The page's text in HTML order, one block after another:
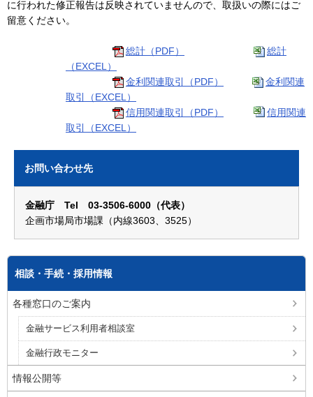
に行われた修正報告は反映されていませんので、取扱いの際にはご
留意ください。
総計（PDF）
総計
（EXCEL）
金利関連取引（PDF）
金利関連
取引（EXCEL）
信用関連取引（PDF）
信用関連
取引（EXCEL）
お問い合わせ先
金融庁 Tel 03-3506-6000（代表）
企画市場局市場課（内線3603、3525）
相談・手続・採用情報
各種窓口のご案内
金融サービス利用者相談室
金融行政モニター
情報公開等